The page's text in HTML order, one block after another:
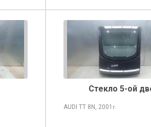
Стекло 5-ой
AUDI TT 8N, 2001 г.